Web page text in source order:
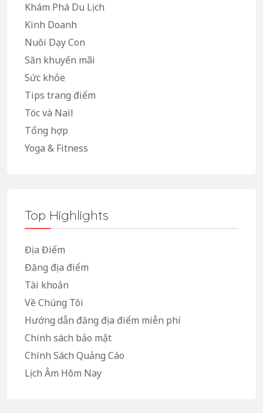
Khám Phá Du Lịch
Kinh Doanh
Nuôi Dạy Con
Săn khuyến mãi
Sức khỏe
Tips trang điểm
Tóc và Nail
Tổng hợp
Yoga & Fitness
Top Highlights
Địa Điểm
Đăng địa điểm
Tài khoản
Về Chúng Tôi
Hướng dẫn đăng địa điểm miễn phí
Chính sách bảo mật
Chính Sách Quảng Cáo
Lịch Âm Hôm Nay